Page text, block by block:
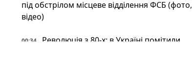
під обстрілом місцеве відділення ФСБ (фото,
відео)
00:34
Революція з 80-х: в Україні помітили